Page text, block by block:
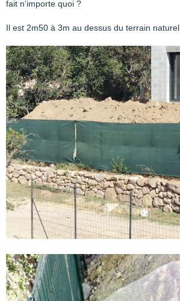
fait n'importe quoi ?
Il est 2m50 à 3m au dessus du terrain naturel.